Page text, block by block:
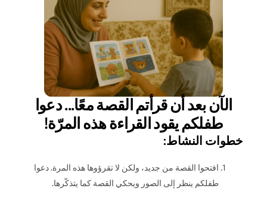
الآن بعد أن قرأتم القصة معًا... دعوا
طفلكم يقود القراءة هذه المرّة!
خطوات النشاط:
افتحوا القصة من جديد، ولكن لا تقرؤوها هذه المرة. دعوا
طفلكم ينظر إلى الصور ويحكي القصة كما يتذكّرها.